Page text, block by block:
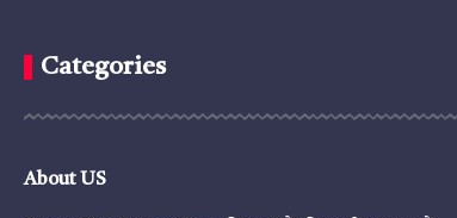
Categories
About US